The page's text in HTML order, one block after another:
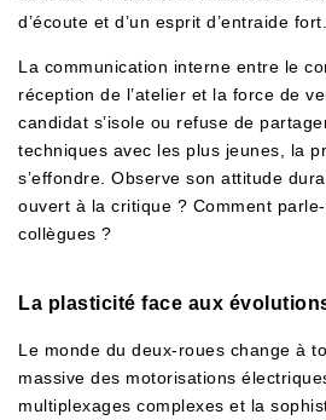
d’écoute et d’un esprit d’entraide fort.
La communication interne entre le
réception de l’atelier et la force de
candidat s’isole ou refuse de
techniques avec les plus jeunes, la
s’effondre. Observe son attitude
ouvert à la critique ? Comment
collègues ?
La plasticité face aux
Le monde du deux-roues change à
massive des motorisations
multiplexages complexes et la